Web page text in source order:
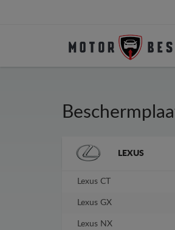
Merken LEXUS
Lexus CT
Lexus GX
Lexus NX